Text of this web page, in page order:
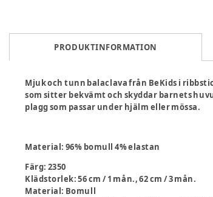
PRODUKTINFORMATION
Mjuk och tunn balaclava från BeKids i
som sitter bekvämt och skyddar barnets
plagg som passar under hjälm eller mössa.
Material: 96% bomull 4% elastan
Färg: 2350
Klädstorlek:56 cm / 1 mån., 62 cm / 3 mån.
Material: Bomull